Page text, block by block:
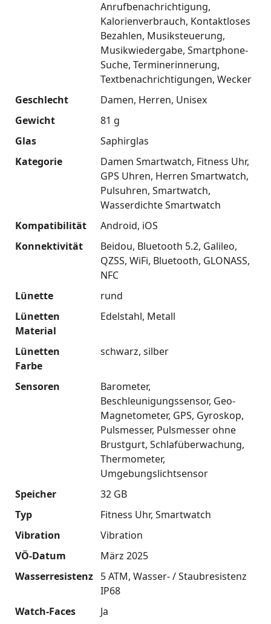
Anrufbenachrichtigung
Kalorienverbrauch Kontaktloses
Bezahlen Musiksteuerung
Musikwiedergabe Smartphone-
Suche Terminerinnerung
Textbenachrichtigungen Wecker
Geschlecht
Damen Herren Unisex
Gewicht
81 g
Glas
Saphirglas
Kategorie
Damen Smartwatch Fitness Uhr
GPS Uhren Herren Smartwatch
Pulsuhren Smartwatch
Wasserdichte Smartwatch
Kompatibilität
Android iOS
Konnektivität
Beidou Bluetooth 5.2 Galileo
QZSS WiFi Bluetooth GLONASS
NFC
Lünette
rund
Lünetten
Material
Edelstahl Metall
Lünetten
Farbe
schwarz silber
Sensoren
Barometer
Beschleunigungssensor Geo-
Magnetometer GPS Gyroskop
Pulsmesser Pulsmesser ohne
Brustgurt Schlafüberwachung
Thermometer
Umgebungslichtsensor
Speicher
32 GB
Typ
Fitness Uhr Smartwatch
Vibration
Vibration
VÖ-Datum
März 2025
Wasserresistenz 5 ATM Wasser- / Staubresistenz
IP68
Watch-Faces
Ja